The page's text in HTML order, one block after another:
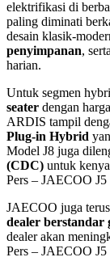
elektrifikasi di
paling diminati
desain klasik-
penyimpanan,
harian.
Untuk segmen
seater dengan
ARDIS tampil
Plug-in Hybrid
Model J8 juga
(CDC) untuk
Pers – JAECOO
JAECOO juga
dealer berstandar
dealer akan
Pers – JAECOO